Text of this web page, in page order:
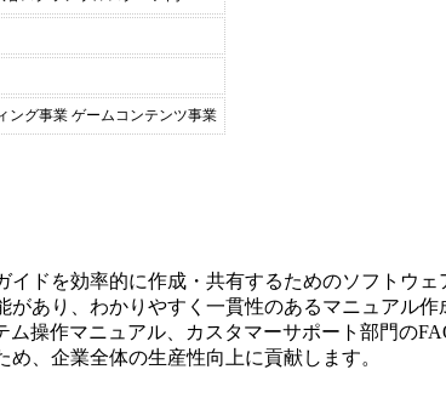
ング事業 ゲームコンテンツ事業
イドを効率的に作成・共有するためのソフトウ
あり、わかりやすく一貫性のあるマニュアル
操作マニュアル、カスタマーサポート部門の
、企業全体の生産性向上に貢献します。